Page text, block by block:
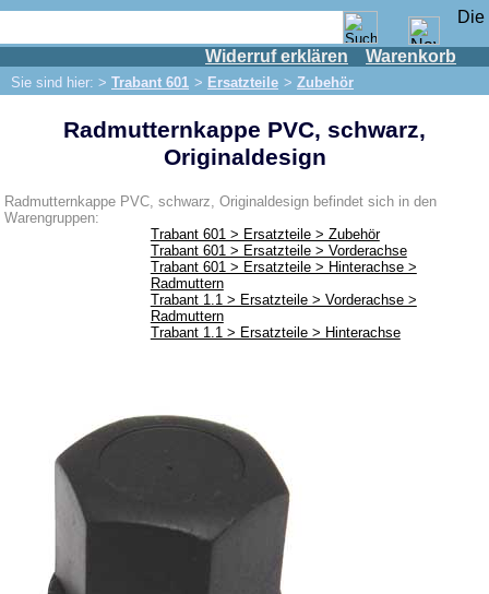
Widerruf erklären Warenkorb
Sie sind hier: > Trabant 601 > Ersatzteile > Zubehör
IFA Motor
IFA-Fahrzeuge
Trabant 601
Ersatzteile
Auspuff
Bremsen
Bremse vorn
Bremse hinten
Elektrik
Anlasser
Radmutternkappe PVC, schwarz,
Originaldesign
Radmutternkappe PVC, schwarz, Originaldesign befindet sich in den
Warengruppen:
Trabant 601 > Ersatzteile > Zubehör
Trabant 601 > Ersatzteile > Vorderachse
Trabant 601 > Ersatzteile > Hinterachse >
Radmuttern
Trabant 1.1 > Ersatzteile > Vorderachse >
Radmuttern
Trabant 1.1 > Ersatzteile > Hinterachse